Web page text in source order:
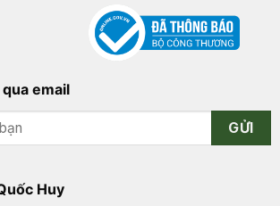
email
GỬI
Huy